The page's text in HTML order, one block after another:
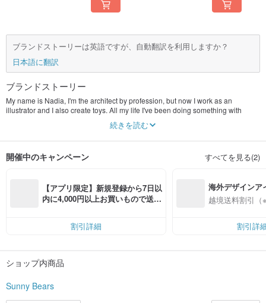
ブランドストーリーは英語ですが、自動翻訳を利用しますか？
日本語に翻訳
ブランドストーリー
My name is Nadia, I'm the architect by profession, but now I work as an
illustrator and I also create toys. All my life I've been doing something with
hands, knitting, sewing, making toys of different materials. I feel happy while
creating and I want to bring joy to someone, because such handmade toys are
続きを読む
開催中のキャンペーン すべてを見る(2)
【アプリ限定】新規登録から7日以
内に4,000円以上お買いもので送料
割引詳細
海外デザインア
入
越境送料割引（
割引詳
ショップ内商品
Sunny Bears